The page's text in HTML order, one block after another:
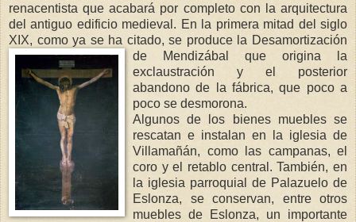
renacentista que acabará por completo con la arquitectura
del antiguo edificio medieval. En la primera mitad del siglo
XIX, como ya se ha citado, se produce la Desamortización
de Mendizába l que origina la
exclaustración y el posterior
abandono de la fábrica, que poco a
poco se desmorona.
Algunos de los bienes muebles se
rescatan e instalan en la iglesia de
Villamañán, como las campanas, el
coro y el retablo central. También, en
la iglesia parroquial de Palazuelo de
Eslonza, se conservan, entre otros
muebles de Eslonza, un importante